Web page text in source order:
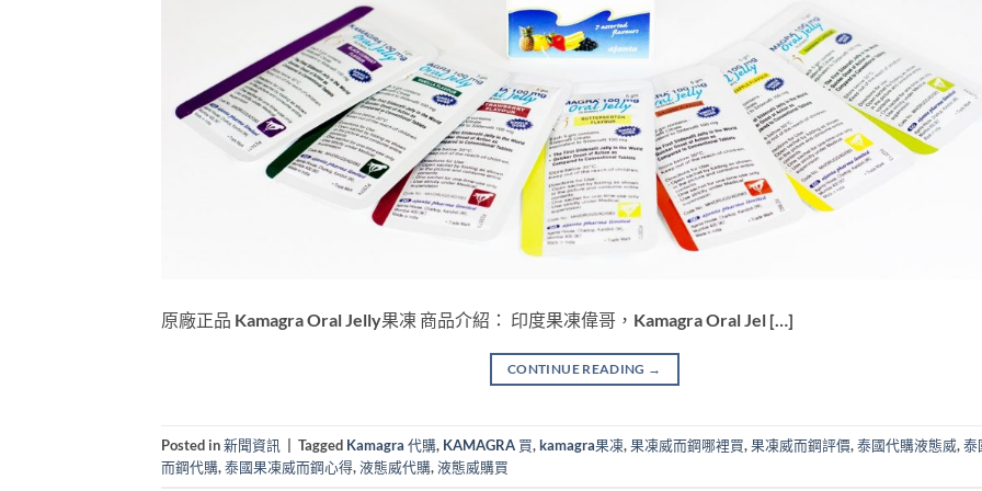
原廠正品 Kamagra Oral Jelly果凍 商品介紹： 印度果凍偉哥，Kamagra Oral Jel […]
CONTINUE READING →
Posted in新聞資訊 Tagged Kamagra 代購, KAMAGRA 買,kamagra果凍,果凍威而鋼哪裡買,果凍威而鋼評價,泰國代購液態威,泰
而鋼代購,泰國果凍威而鋼心得,液態威代購,液態威購買